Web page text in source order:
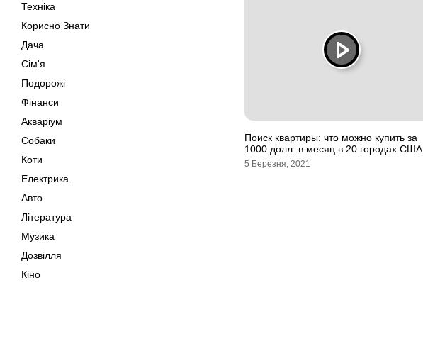
Техніка
Корисно Знати
Дача
Сім'я
Подорожі
Фінанси
Акваріум
Собаки
Коти
Електрика
Авто
Література
Музика
Дозвілля
Кіно
Поиск квартиры: что можно купить за
1000 долл. в месяц в 20 городах США
5 Березня, 2021